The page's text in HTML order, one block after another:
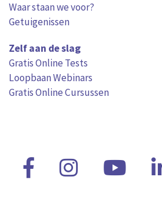
Waar staan we voor?
Getuigenissen
Zelf aan de slag
Gratis Online Tests
Loopbaan Webinars
Gratis Online Cursussen